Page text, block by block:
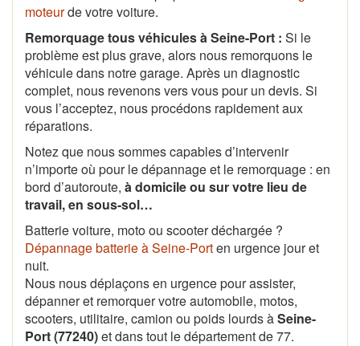
moteurde votre voiture.
Remorquage tous véhicules à Seine-Port : Si le
problème est plus grave, alors nous remorquons le
véhicule dans notre garage. Après un diagnostic
complet, nous revenons vers vous pour un devis. Si
vous l’acceptez, nous procédons rapidement aux
réparations.
Notez que nous sommes capables d’intervenir
n’importe où pour le dépannage et le remorquage : en
bord d’autoroute, à domicile ou sur votre lieu de
travail, en sous-sol…
Batterie voiture, moto ou scooter déchargée ?
Dépannage batterie à Seine-Porten urgence jour et
nuit.
Nous nous déplaçons en urgence pour assister,
dépanner et remorquer votre automobile, motos,
scooters, utilitaire, camion ou poids lourds àSeine-
Port (77240)et dans tout le département de 77.